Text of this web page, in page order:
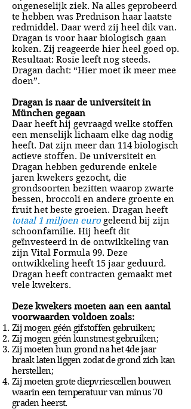
ongeneselijk ziek. Na alles geprobeerd
te hebben was Prednison haar laatste
redmiddel. Daar werd zij heel dik van.
Dragan is voor haar biologisch gaan
koken. Zij reageerde hier heel goed op.
Resultaat: Rosie leeft nog steeds.
Dragan dacht: “Hier moet ik meer mee
doen”.
Dragan is naar de universiteit in
München gegaan
Daar heeft hij gevraagd welke stoffen
een menselijk lichaam elke dag nodig
heeft. Dat zijn meer dan 114 biologisch
actieve stoffen. De universiteit en
Dragan hebben gedurende enkele
jaren kwekers gezocht, die
grondsoorten bezitten waarop zwarte
bessen, broccoli en andere groente en
fruit het beste groeien. Dragan heeft
totaal 1 miljoen euro geleend bij zijn
schoonfamilie. Hij heeft dit
geïnvesteerd in de ontwikkeling van
zijn Vital Formula 99. Deze
ontwikkeling heeft 15 jaar geduurd.
Dragan heeft contracten gemaakt met
vele kwekers.
Deze kwekers moeten aan een aantal
voorwaarden voldoen zoals:
Zij mogen géén gifstoffen gebruiken;
Zij mogen géén kunstmest gebruiken;
Zij moeten hun grond na het 4de jaar
braak laten liggen zodat de grond zich kan
herstellen;
Zij moeten grote diepvriescellen bouwen
waarin een temperatuur van minus 70
graden heerst.